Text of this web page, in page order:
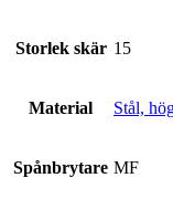
Storlek skär 15
Material Stål,
Spånbrytare MF